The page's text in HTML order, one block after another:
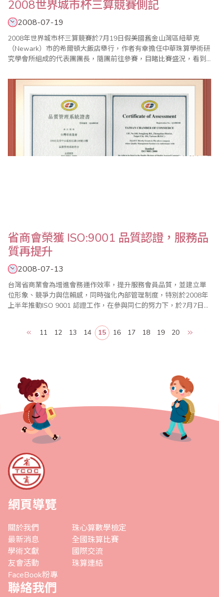
2008世界城市杯三算競賽側記
2008-07-19
2008年世界城市杯三算競賽於7月19日假美國舊金山灣區紐華克
（Newark）市的希爾頓大飯店舉行，作者有幸擔任中華珠算學術研
究學會所組成的代表團團長，隨團前往參賽，目睹比賽盛況，看到
州的「英雄好漢」，摩拳擦掌專心競技，對新一代華人子弟的用心
上進，各地珠心算傳承者的執著努力，感到無比振奮，對老祖宗三
千年前的偉大發明，可以把散居千里之外的後生..
省商會榮獲 ISO:9001 品質認證，服務品
質再提升
2008-07-13
台灣省商業會為增進會務運作效率，提升服務會員品質，並建立單
位形象、競爭力與信賴感，同時強化內部管理制度，特別於2008年
上半年推動ISO 9001 認證工作，在參與同仁的努力下，於7月7日通
Forum,國際認證論壇）授權美國 ANAB（ANSI-ASQ National
Accreditation Boar..
11 12 13 14 15 16 17 18 19 20
網頁導覽
關於我們
最新消息
學術文獻
友會活動
FaceBook粉專
珠心算數學檢定
全國珠算比賽
國際交流
珠算連結
聯絡我們